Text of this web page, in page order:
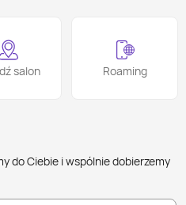
salon Roaming
do Ciebie i wspólnie dobierzemy